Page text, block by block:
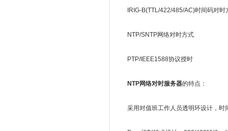
IRIG-B(TTL/422/485/AC)时间码对时
NTP/SNTP网络对时方式
PTP/IEEE1588协议授时
NTP网络对时服务器的特点：
采用对值班工作人员透明环设计，时